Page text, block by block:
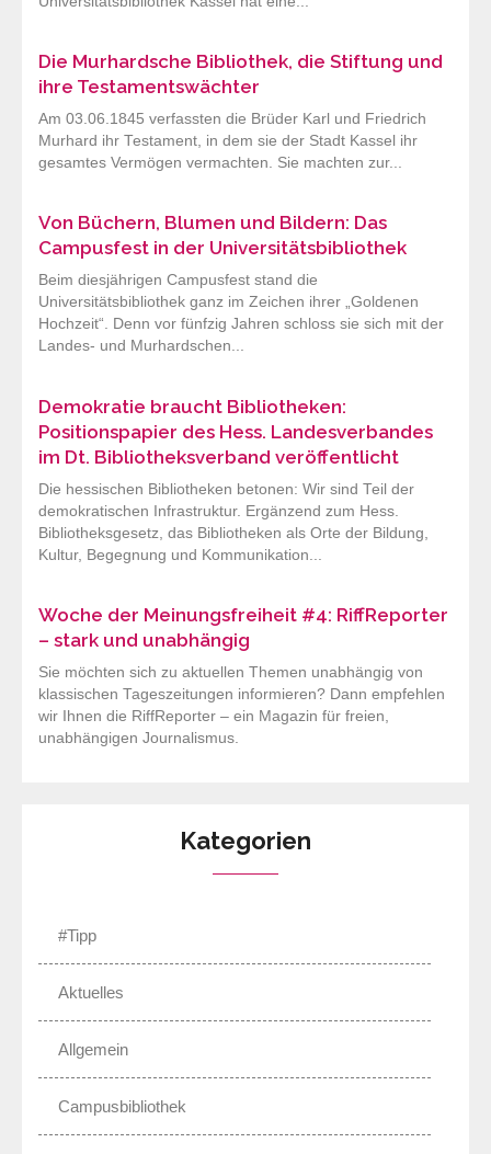
Die Murhardsche Bibliothek, die Stiftung und
ihre Testamentswächter
Am 03.06.1845 verfassten die Brüder Karl und Friedrich
Murhard ihr Testament, in dem sie der Stadt Kassel ihr
gesamtes Vermögen vermachten. Sie machten zur...
Von Büchern, Blumen und Bildern: Das
Campusfest in der Universitätsbibliothek
Beim diesjährigen Campusfest stand die
Universitätsbibliothek ganz im Zeichen ihrer „Goldenen
Hochzeit“. Denn vor fünfzig Jahren schloss sie sich mit der
Landes- und Murhardschen...
Demokratie braucht Bibliotheken:
Positionspapier des Hess. Landesverbandes
im Dt. Bibliotheksverband veröffentlicht
Die hessischen Bibliotheken betonen: Wir sind Teil der
demokratischen Infrastruktur. Ergänzend zum Hess.
Bibliotheksgesetz, das Bibliotheken als Orte der Bildung,
Kultur, Begegnung und Kommunikation...
Woche der Meinungsfreiheit #4: RiffReporter
– stark und unabhängig
Sie möchten sich zu aktuellen Themen unabhängig von
klassischen Tageszeitungen informieren? Dann empfehlen
wir Ihnen die RiffReporter – ein Magazin für freien,
unabhängigen Journalismus.
Kategorien
#Tipp
Aktuelles
Allgemein
Campusbibliothek